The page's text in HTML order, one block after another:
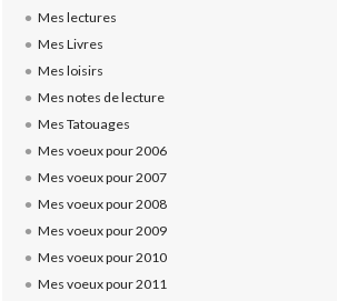
Mes lectures
Mes Livres
Mes loisirs
Mes notes de lecture
Mes Tatouages
Mes voeux pour 2006
Mes voeux pour 2007
Mes voeux pour 2008
Mes voeux pour 2009
Mes voeux pour 2010
Mes voeux pour 2011